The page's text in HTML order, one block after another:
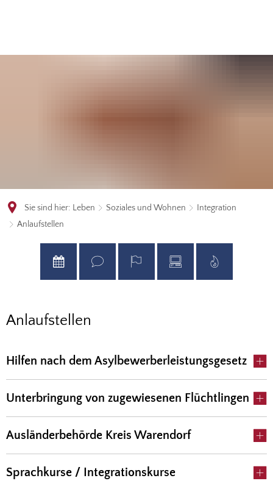
Sie sind hier: Leben Soziales und Wohnen
Integration
Anlaufstellen
Anlaufstellen
Anlaufstellen
Hilfen nach dem Asylbewerberleistungsgesetz
Unterbringung von zugewiesenen Flüchtlingen
Ausländerbehörde Kreis Warendorf
Sprachkurse / Integrationskurse